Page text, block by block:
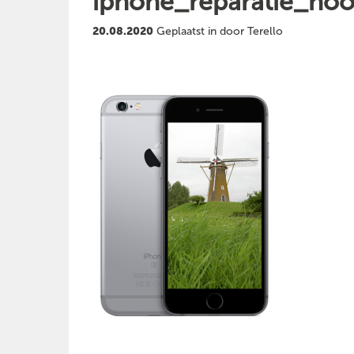
20.08.2020 Geplaatst in door Terello